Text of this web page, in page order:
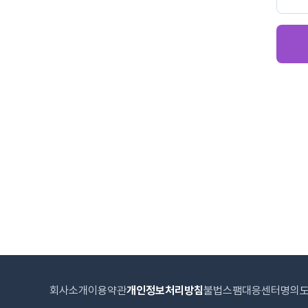
회사소개 이용약관개인정보처리방침불법스팸대응센터 명의